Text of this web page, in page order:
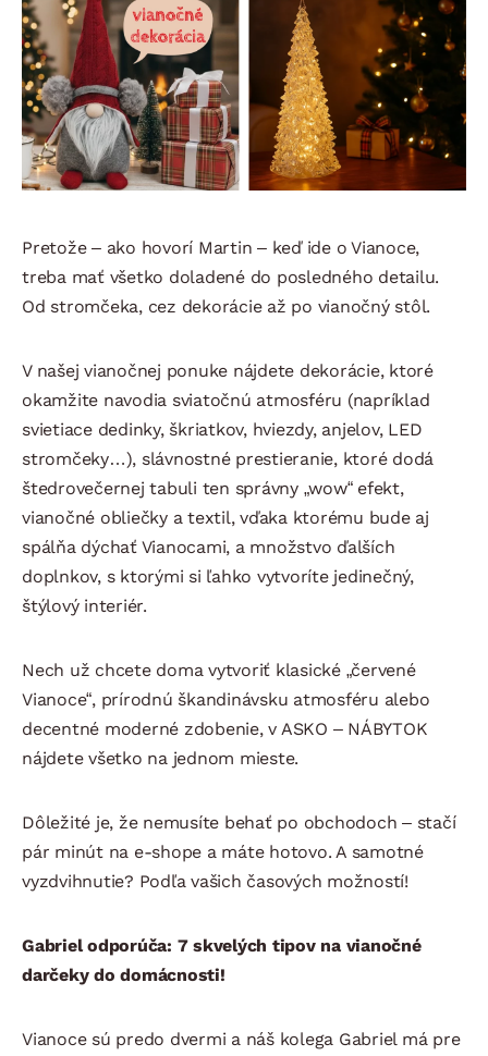
Pretože – ako hovorí Martin – keď ide o Vianoce,
treba mať všetko doladené do posledného detailu.
Od stromčeka, cez dekorácie až po vianočný stôl.
V našej vianočnej ponuke nájdete dekorácie, ktoré
okamžite navodia sviatočnú atmosféru (napríklad
svietiace dedinky, škriatkov, hviezdy, anjelov, LED
stromčeky…), slávnostné prestieranie, ktoré dodá
štedrovečernej tabuli ten správny „wow“ efekt,
vianočné obliečky a textil, vďaka ktorému bude aj
spálňa dýchať Vianocami, a množstvo ďalších
doplnkov, s ktorými si ľahko vytvoríte jedinečný,
štýlový interiér.
Nech už chcete doma vytvoriť klasické „červené
Vianoce“, prírodnú škandinávsku atmosféru alebo
decentné moderné zdobenie, v ASKO – NÁBYTOK
nájdete všetko na jednom mieste.
Dôležité je, že nemusíte behať po obchodoch – stačí
pár minút na e-shope a máte hotovo. A samotné
vyzdvihnutie? Podľa vašich časových možností!
Gabriel odporúča: 7 skvelých tipov na vianočné
darčeky do domácnosti!
Vianoce sú predo dvermi a náš kolega Gabriel má pre